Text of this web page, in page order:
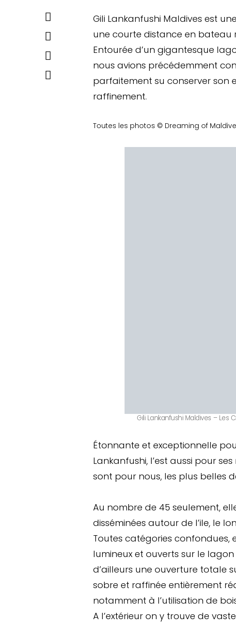
Gili Lankanfushi Maldives est
une courte distance en bateau
Entourée d’un gigantesque
nous avions précédemment
parfaitement su conserver son
raffinement.
Toutes les photos © Dreaming of
Gili Lankanfushi Maldives – Les
Étonnante et exceptionnelle
Lankanfushi, l’est aussi pour
sont pour nous, les plus belles
Au nombre de 45 seulement,
disséminées autour de l’ile, le
Toutes catégories
lumineux et ouverts sur le
d’ailleurs une ouverture totale
sobre et raffinée entièrement
notamment à l’utilisation de
A l’extérieur on y trouve de